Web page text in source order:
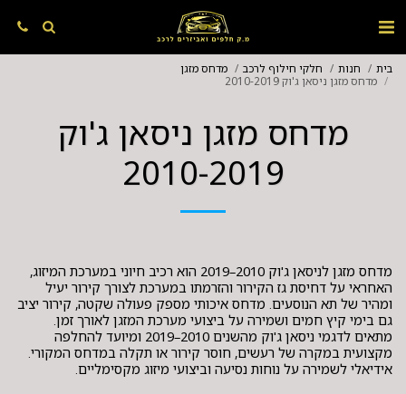
בית חנות חלקי חילוף לרכב
מדחס מזגן
מדחס מזגן ניסאן ג'וק 2010-2019
מדחס מזגן ניסאן ג'וק
2010-2019
מדחס מזגן לניסאן ג'וק 2010–2019 הוא רכיב חיוני במערכת המיזוג,
האחראי על דחיסת גז הקירור והזרמתו במערכת לצורך קירור יעיל
ומהיר של תא הנוסעים. מדחס איכותי מספק פעולה שקטה, קירור יציב
גם בימי קיץ חמים ושמירה על ביצועי מערכת המזגן לאורך זמן.
מתאים לדגמי ניסאן ג'וק מהשנים 2010–2019 ומיועד להחלפה
מקצועית במקרה של רעשים, חוסר קירור או תקלה במדחס המקורי.
אידיאלי לשמירה על נוחות נסיעה וביצועי מיזוג מקסימליים.